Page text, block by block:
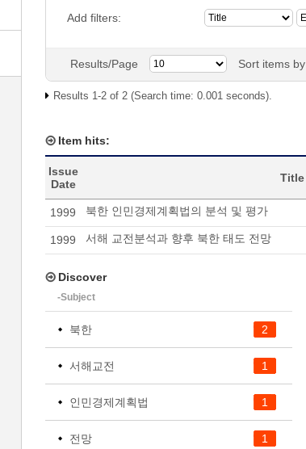
Add filters:
Results/Page Sort items by
Results 1-2 of 2 (Search time: 0.001 seconds).
Item hits:
Issue
Date
Title
1999 북한 인민경제계획법의 분석 및 평가
1999 서해 교전분석과 향후 북한 태도 전망
Discover
-Subject
2
북한
1
서해교전
1
인민경제계획법
1
전망